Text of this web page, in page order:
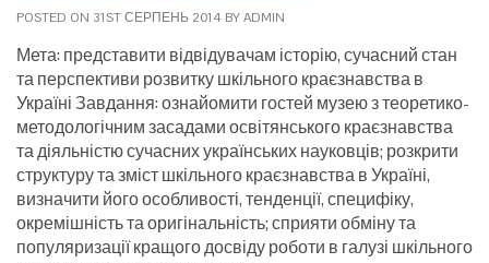
POSTED ON 31ST СЕРПЕНЬ 2014 BY ADMIN
Мета: представити відвідувачам історію, сучасний стан
та перспективи розвитку шкільного краєзнавства в
Україні Завдання: ознайомити гостей музею з теоретико-
методологічним засадами освітянського краєзнавства
та діяльністю сучасних українських науковців; розкрити
структуру та зміст шкільного краєзнавства в Україні,
визначити його особливості, тенденції, специфіку,
окремішність та оригінальність; сприяти обміну та
популяризації кращого досвіду роботи в галузі шкільного